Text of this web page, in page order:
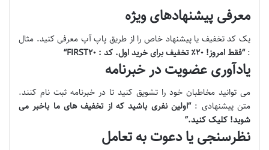
معرفی پیشنهادهای ویژه
یک کد تخفیف یا پیشنهاد خاص را از طریق پاپ آپ معرفی کنید. مثال
:
“فقط امروز! ۲۰٪ تخفیف برای خرید اول. کد : FIRST۲۰ “
یادآوری عضویت در خبرنامه
می توانید مخاطبان خود را تشویق کنید تا در خبرنامه ثبت نام کنند.
متن پیشنهادی :“اولین نفری باشید که از تخفیف های ما باخبر می
شوید! کلیک کنید.”
نظرسنجی یا دعوت به تعامل